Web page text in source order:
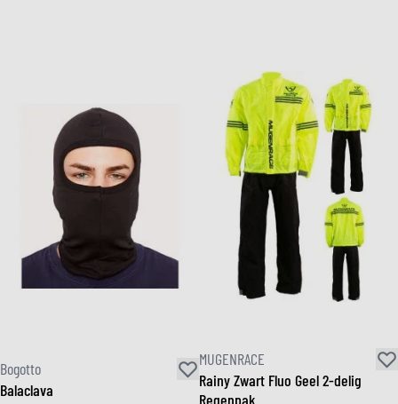
Bogotto
Balaclava
MUGENRACE
Rainy Zwart Fluo Geel 2-delig
Regenpak